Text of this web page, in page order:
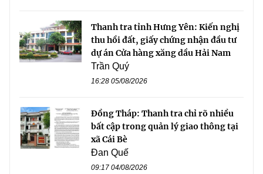
Thanh tra tỉnh Hưng Yên: Kiến nghị
thu hồi đất, giấy chứng nhận đầu tư
dự án Cửa hàng xăng dầu Hải Nam
Trần Quý
16:28 05/08/2026
Đồng Tháp: Thanh tra chỉ rõ nhiều
bất cập trong quản lý giao thông tại
xã Cái Bè
Đan Quế
09:17 04/08/2026